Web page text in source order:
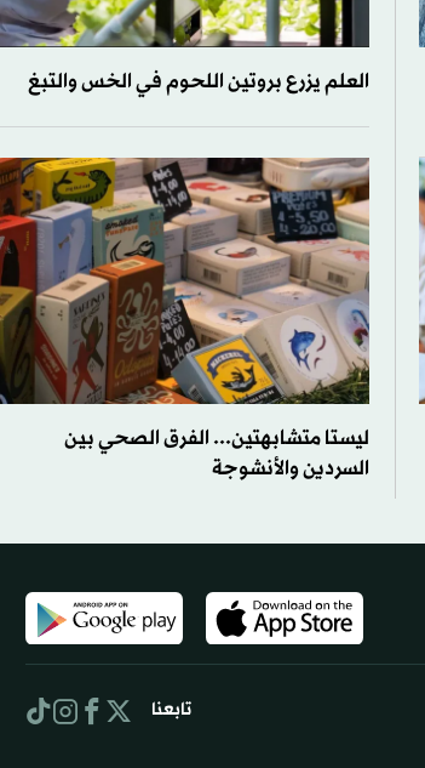
العلم يزرع بروتين اللحوم في الخس والتبغ
ليستا متشابهتين... الفرق الصحي بين
السردين والأنشوجة
تابعنا